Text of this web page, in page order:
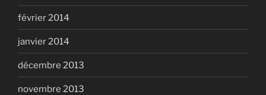
février 2014
janvier 2014
décembre 2013
novembre 2013